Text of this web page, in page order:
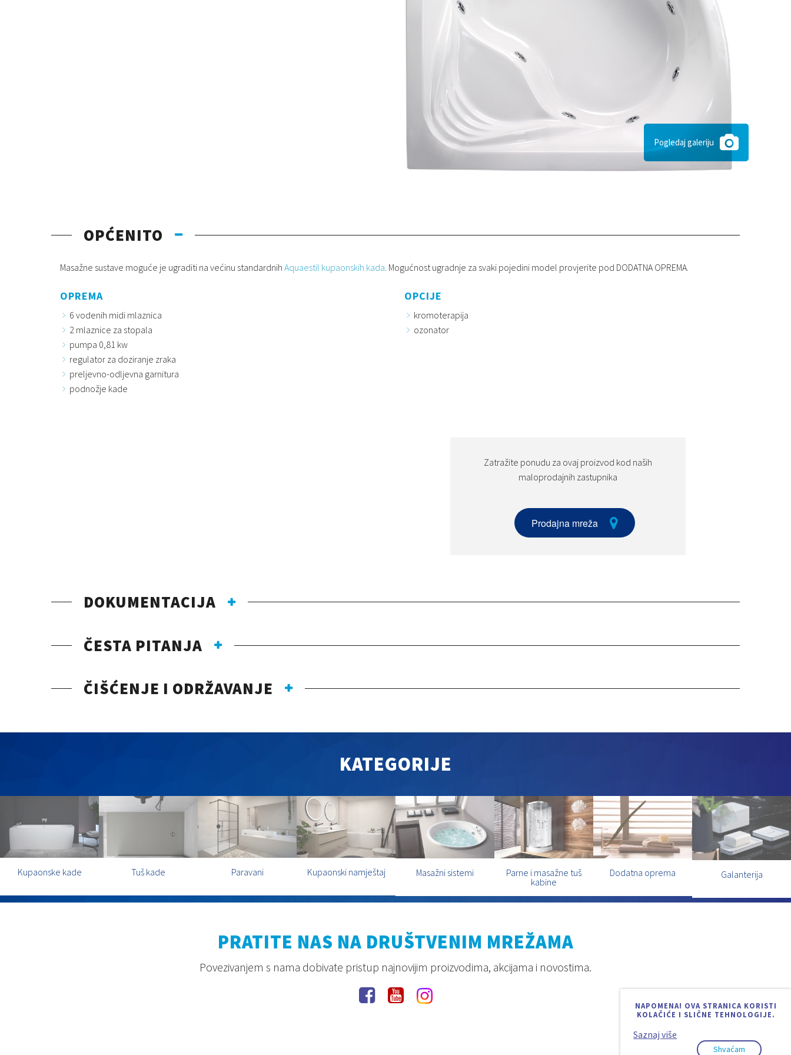
Pogledaj galeriju
OPĆENITO
Masažne sustave moguće je ugraditi na većinu standardnih Aquaestil kupaonskih kada. Mogućnost ugradnje za svaki pojedini model provjerite pod DODATNA OPREMA.
OPREMA
6 vodenih midi mlaznica
2 mlaznice za stopala
pumpa 0,81 kw
regulator za doziranje zraka
preljevno-odljevna garnitura
podnožje kade
OPCIJE
kromoterapija
ozonator
Zatražite ponudu za ovaj proizvod kod naših
maloprodajnih zastupnika
Prodajna mreža
DOKUMENTACIJA
ČESTA PITANJA
ČIŠĆENJE I ODRŽAVANJE
KATEGORIJE
Kupaonske kade Tuš kade Paravani Kupaonski namještaj Masažni sistemi
Parne i masažne tuš
kabine
Dodatna oprema Galanterija
NAPOMENA! OVA STRANICA KORISTI
KOLAČIĆE I SLIČNE TEHNOLOGIJE.
Saznaj više
Shvaćam
PRATITE NAS NA DRUŠTVENIM MREŽAMA
Povezivanjem s nama dobivate pristup najnovijim proizvodima, akcijama i novostima.